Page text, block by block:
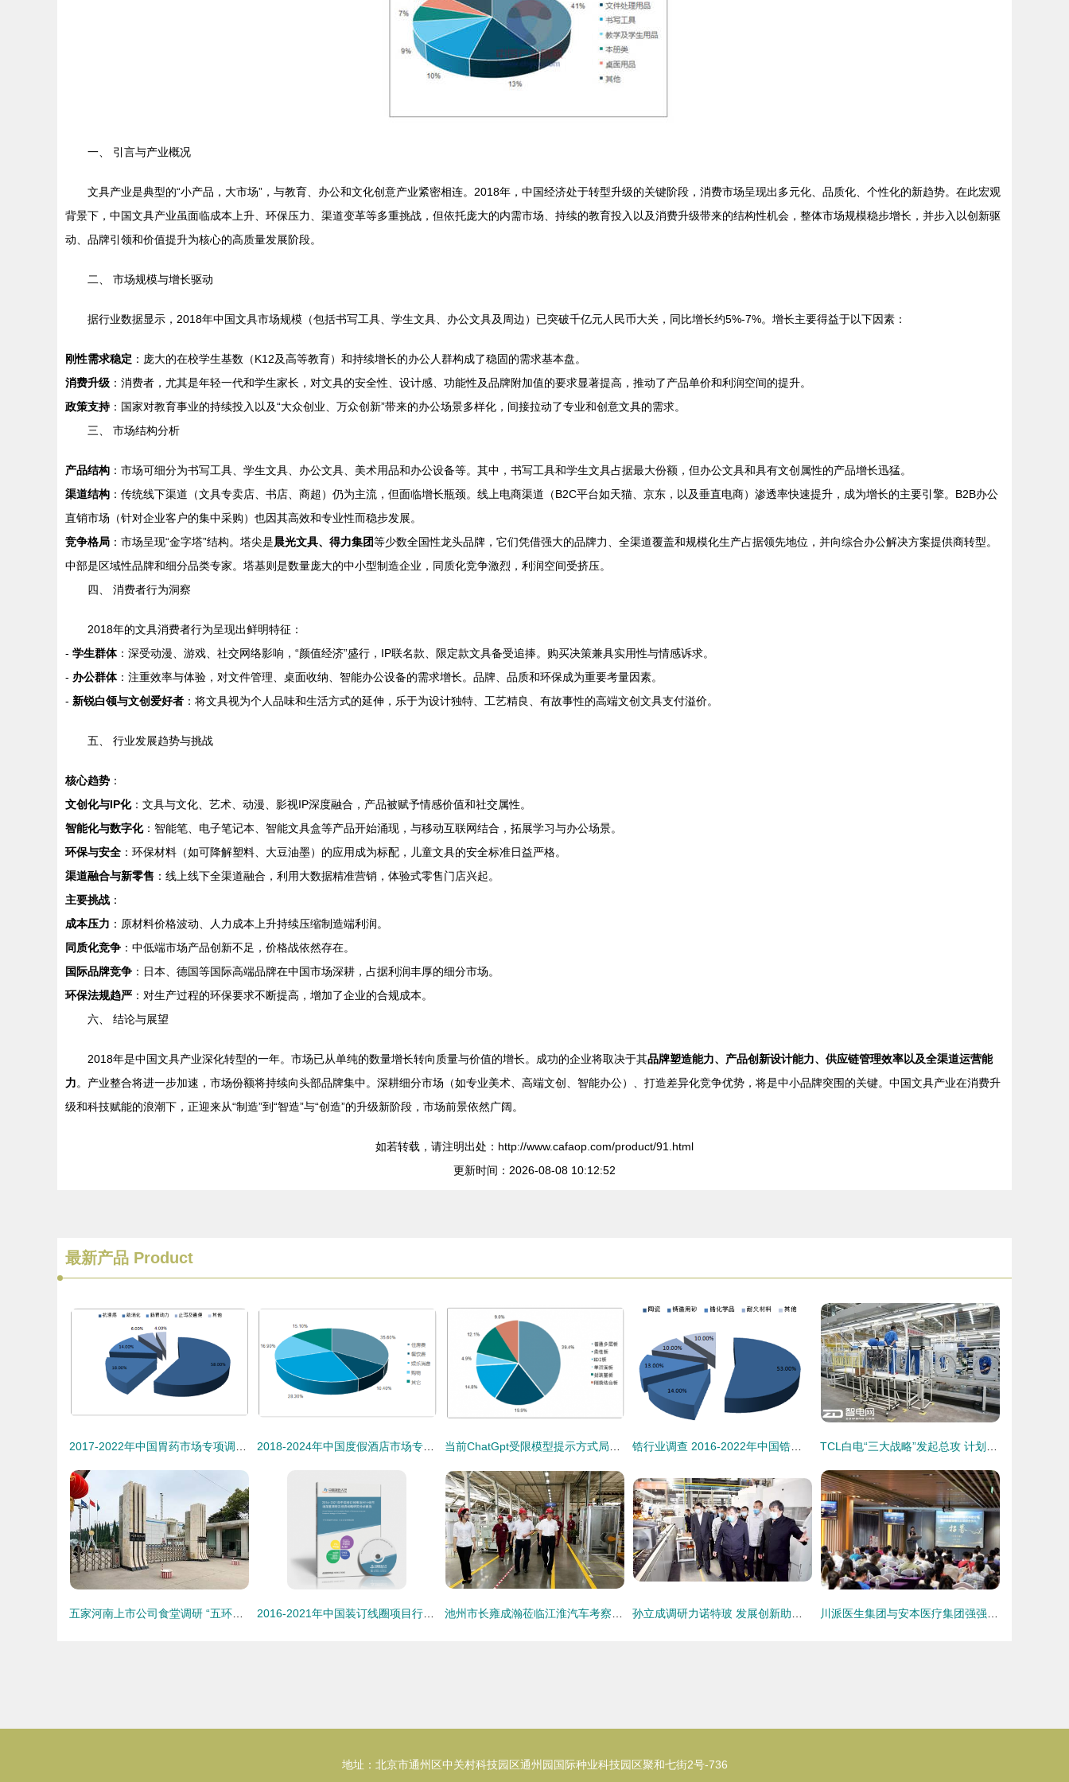
一、 引言与产业概况
文具产业是典型的“小产品，大市场”，与教育、办公和文化创意产业紧密相连。2018年，中国经济处于转型升级的关键阶段，消费市场呈现出多元化、品质化、个性化的新趋势。在此宏观
背景下，中国文具产业虽面临成本上升、环保压力、渠道变革等多重挑战，但依托庞大的内需市场、持续的教育投入以及消费升级带来的结构性机会，整体市场规模稳步增长，并步入以创新驱
动、品牌引领和价值提升为核心的高质量发展阶段。
二、 市场规模与增长驱动
据行业数据显示，2018年中国文具市场规模（包括书写工具、学生文具、办公文具及周边）已突破千亿元人民币大关，同比增长约5%-7%。增长主要得益于以下因素：
刚性需求稳定 ：庞大的在校学生基数（K12及高等教育）和持续增长的办公人群构成了稳固的需求基本盘。
消费升级 ：消费者，尤其是年轻一代和学生家长，对文具的安全性、设计感、功能性及品牌附加值的要求显著提高，推动了产品单价和利润空间的提升。
政策支持：国家对教育事业的持续投入以及“大众创业、万众创新”带来的办公场景多样化，间接拉动了专业和创意文具的需求。
三、 市场结构分析
产品结构 ：市场可细分为书写工具、学生文具、办公文具、美术用品和办公设备等。其中，书写工具和学生文具占据最大份额，但办公文具和具有文创属性的产品增长迅猛。
渠道结构 ：传统线下渠道（文具专卖店、书店、商超）仍为主流，但面临增长瓶颈。线上电商渠道（B2C平台如天猫、京东，以及垂直电商）渗透率快速提升，成为增长的主要引擎。B2B办公
直销市场（针对企业客户的集中采购）也因其高效和专业性而稳步发展。
竞争格局 ：市场呈现“金字塔”结构。塔尖是晨光文具、得力集团等少数全国性龙头品牌，它们凭借强大的品牌力、全渠道覆盖和规模化生产占据领先地位，并向综合办公解决方案提供商转型。
中部是区域性品牌和细分品类专家。塔基则是数量庞大的中小型制造企业，同质化竞争激烈，利润空间受挤压。
四、 消费者行为洞察
2018年的文具消费者行为呈现出鲜明特征：
- 学生群体：深受动漫、游戏、社交网络影响，“颜值经济”盛行，IP联名款、限定款文具备受追捧。购买决策兼具实用性与情感诉求。
- 办公群体：注重效率与体验，对文件管理、桌面收纳、智能办公设备的需求增长。品牌、品质和环保成为重要考量因素。
- 新锐白领与文创爱好者 ：将文具视为个人品味和生活方式的延伸，乐于为设计独特、工艺精良、有故事性的高端文创文具支付溢价。
五、 行业发展趋势与挑战
核心趋势 ：
文创化与IP化：文具与文化、艺术、动漫、影视IP深度融合，产品被赋予情感价值和社交属性。
智能化与数字化：智能笔、电子笔记本、智能文具盒等产品开始涌现，与移动互联网结合，拓展学习与办公场景。
环保与安全 ：环保材料（如可降解塑料、大豆油墨）的应用成为标配，儿童文具的安全标准日益严格。
渠道融合与新零售 ：线上线下全渠道融合，利用大数据精准营销，体验式零售门店兴起。
主要挑战 ：
成本压力 ：原材料价格波动、人力成本上升持续压缩制造端利润。
同质化竞争 ：中低端市场产品创新不足，价格战依然存在。
国际品牌竞争 ：日本、德国等国际高端品牌在中国市场深耕，占据利润丰厚的细分市场。
环保法规趋严 ：对生产过程的环保要求不断提高，增加了企业的合规成本。
六、 结论与展望
2018年是中国文具产业深化转型的一年。市场已从单纯的数量增长转向质量与价值的增长。成功的企业将取决于其品牌塑造能力、产品创新设计能力、供应链管理效率以及全渠道运营能
力。产业整合将进一步加速，市场份额将持续向头部品牌集中。深耕细分市场（如专业美术、高端文创、智能办公）、打造差异化竞争优势，将是中小品牌突围的关键。中国文具产业在消费升
级和科技赋能的浪潮下，正迎来从“制造”到“智造”与“创造”的升级新阶段，市场前景依然广阔。
如若转载，请注明出处：http://www.cafaop.com/product/91.html
更新时间：2026-08-08 10:12:52
最新产品 Product
地址：北京市通州区中关村科技园区通州园国际种业科技园区聚和七街2号-736